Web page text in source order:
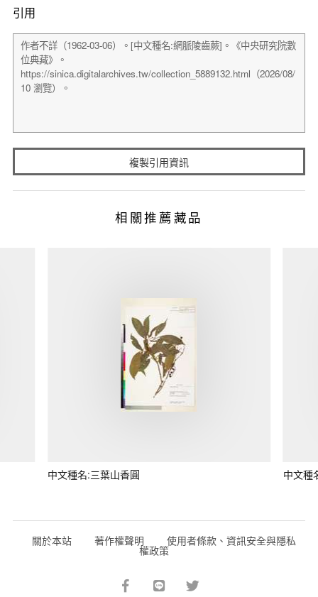
引用
複製引用資訊
相關推薦藏品
中文種名:三葉山香圓 中文種
關於本站 著作權聲明 使用者條款、資訊安全與隱私
權政策